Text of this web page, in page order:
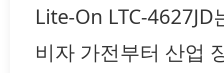
Lite-On LTC-4627JD
비자 가전부터 산업